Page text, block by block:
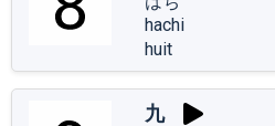
hachi
huit
九